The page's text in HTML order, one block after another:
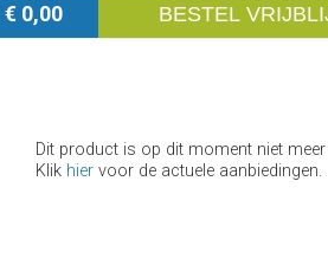
€ 0,00 BESTEL
Dit product is op dit moment niet
Klik hiervoor de actuele aanbiedingen.